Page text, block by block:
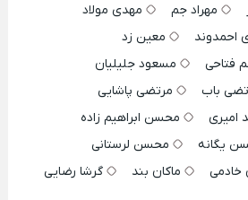
مهراد جم
مهدی مولاد
احمدوند
معین زد
فتاحی
مسعود جلیلیان
باب
مرتضی پاشایی
امیری
محسن ابراهیم زاده
یگانه
محسن لرستانی
خادمی ماکان بند
گرشا رضایی